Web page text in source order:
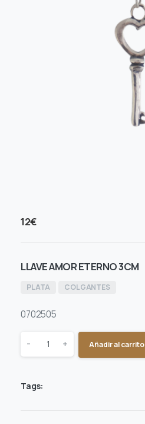
12€
LLAVE AMOR ETERNO 3CM
PLATA COLGANTES
0702505
Quantity
- + Añadir al carrito
Tags: